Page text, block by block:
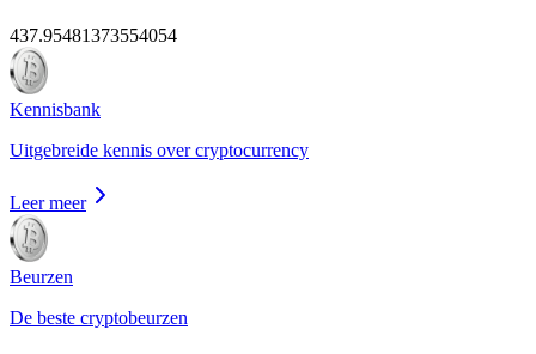
437.95481373554054
Kennisbank
Uitgebreide kennis over cryptocurrency
Leer meer
Beurzen
De beste cryptobeurzen